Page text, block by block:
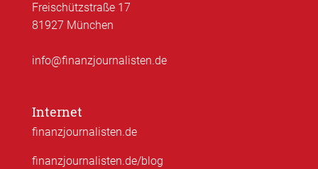
Freischützstraße 17
81927 München
info@finanzjournalisten.de
Internet
finanzjournalisten.de
finanzjournalisten.de/blog